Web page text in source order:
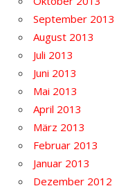
September 2013
August 2013
Juli 2013
Juni 2013
Mai 2013
April 2013
März 2013
Februar 2013
Januar 2013
Dezember 2012